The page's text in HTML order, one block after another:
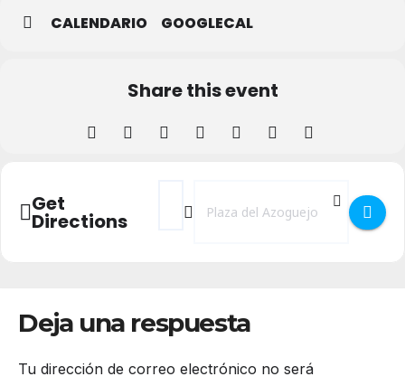
CALENDARIO GOOGLECAL
Share this event
Get
Directions
Address - Día del Acueducto 2024 []
Destination Address - Día del
Deja una respuesta
Tu dirección de correo electrónico no será